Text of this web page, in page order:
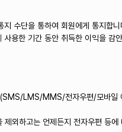
수단을 통하여 회원에게 통지합
용한 기간 동안 취득한 이익을
LMS/MMS/전자우편/모바일
외하고는 언제든지 전자우편 등에